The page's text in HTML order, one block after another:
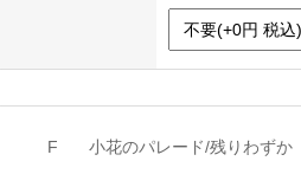
F 小花のパレード/残りわずか